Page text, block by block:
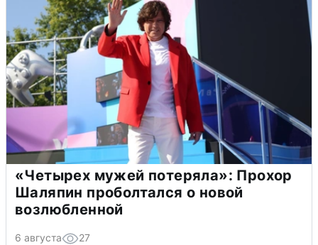
«Четырех мужей потеряла»: Прохор
Шаляпин проболтался о новой
возлюбленной
6 августа 27